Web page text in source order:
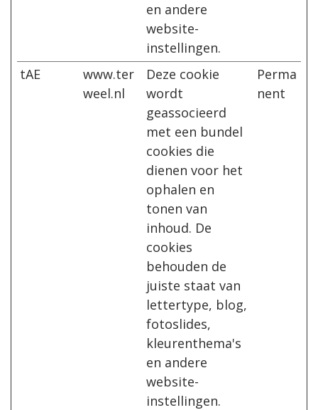
en andere
website-
instellingen.
tAE
www.ter
weel.nl
Deze cookie
wordt
geassocieerd
met een bundel
cookies die
dienen voor het
ophalen en
tonen van
inhoud. De
cookies
behouden de
juiste staat van
lettertype, blog,
fotoslides,
kleurenthema's
en andere
website-
instellingen.
Perma
nent